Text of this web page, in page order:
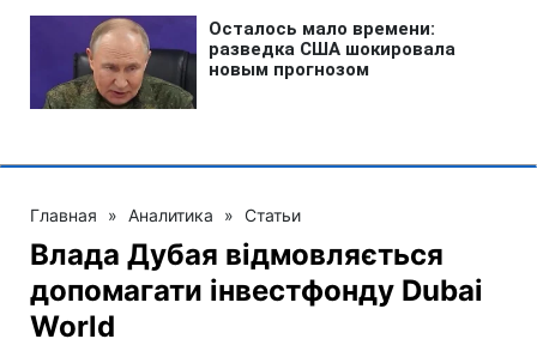
Главная » Аналитика » Статьи
Влада Дубая відмовляється
допомагати інвестфонду Dubai
World